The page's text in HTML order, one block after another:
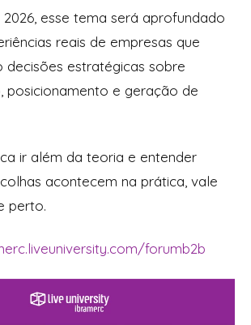
esse tema será aprofundado
reais de empresas que
decisões estratégicas sobre
posicionamento e geração de
ir além da teoria e entender
acontecem na prática, vale
perto.
forumb2b